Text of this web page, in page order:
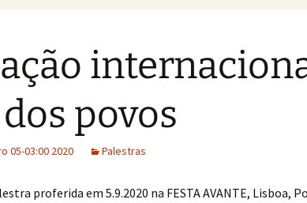
povos
05-03:00 2020 Palestras
proferida em 5.9.2020 na FESTA AVANTE, Lisboa,